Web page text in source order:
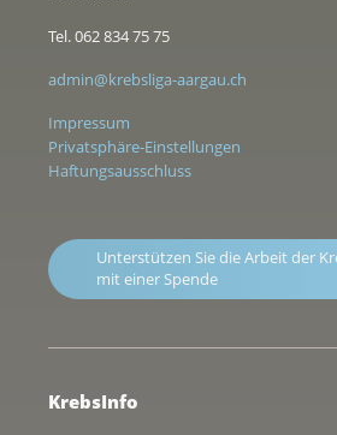
Tel. 062 834 75 75
admin@krebsliga-aargau.ch
Impressum
Privatsphäre-Einstellungen
Haftungsausschluss
Unterstützen Sie die Arbeit der
mit einer Spende
KrebsInfo